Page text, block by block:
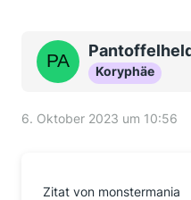
Koryphäe
6. Oktober 2023 um 10:56
Zitat von monstermania